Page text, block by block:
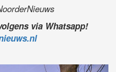
via Whatsapp!